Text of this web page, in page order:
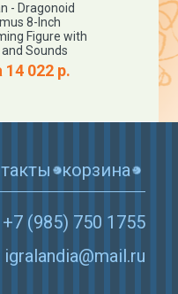
- Dragonoid
8-Inch
Figure with
and Sounds
14 022 р.
Leopard
корзина
+7 (985) 750 1755